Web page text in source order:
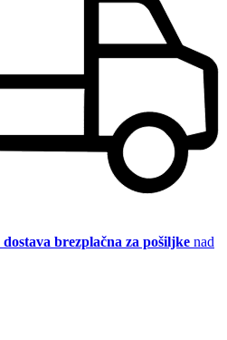
brezplačna za pošiljke nad